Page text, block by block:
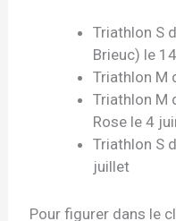
Triathlon S
Brieuc) le
Triathlon M
Triathlon M
Rose le 4
Triathlon S
juillet
Pour figurer dans le